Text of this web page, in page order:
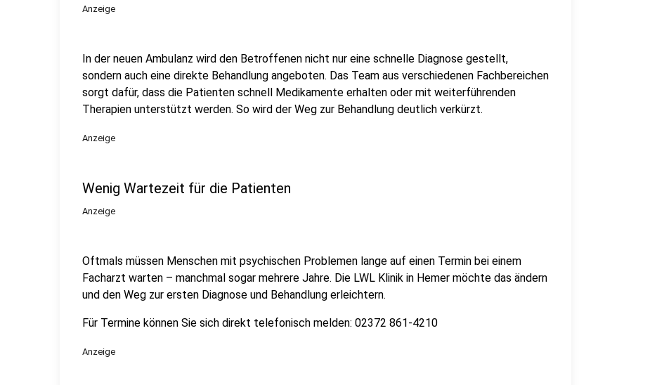
Anzeige
In der neuen Ambulanz wird den Betroffenen nicht nur eine schnelle Diagnose gestellt,
sondern auch eine direkte Behandlung angeboten. Das Team aus verschiedenen Fachbereichen
sorgt dafür, dass die Patienten schnell Medikamente erhalten oder mit weiterführenden
Therapien unterstützt werden. So wird der Weg zur Behandlung deutlich verkürzt.
Anzeige
Wenig Wartezeit für die Patienten
Anzeige
Oftmals müssen Menschen mit psychischen Problemen lange auf einen Termin bei einem
Facharzt warten – manchmal sogar mehrere Jahre. Die LWL Klinik in Hemer möchte das ändern
und den Weg zur ersten Diagnose und Behandlung erleichtern.
Für Termine können Sie sich direkt telefonisch melden: 02372 861-4210
Anzeige